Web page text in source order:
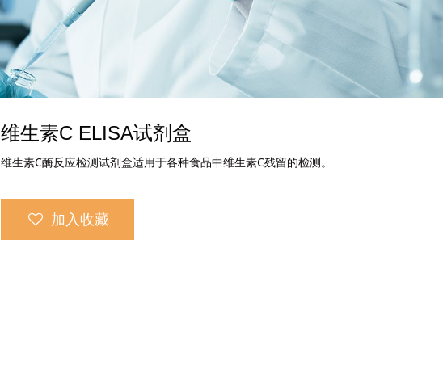
维生素C ELISA试剂盒
维生素C酶反应检测试剂盒适用于各种食品中维生素C残留的检测。
加入收藏